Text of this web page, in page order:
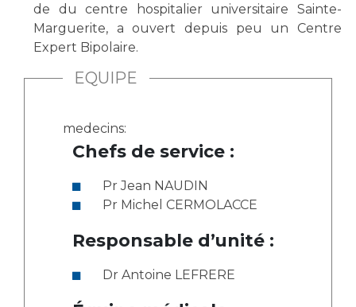
de du centre hospitalier universitaire Sainte-
Marguerite, a ouvert depuis peu un Centre
Expert Bipolaire.
EQUIPE
medecins:
Chefs de service :
Pr Jean NAUDIN
Pr Michel CERMOLACCE
Responsable d’unité :
Dr Antoine LEFRERE